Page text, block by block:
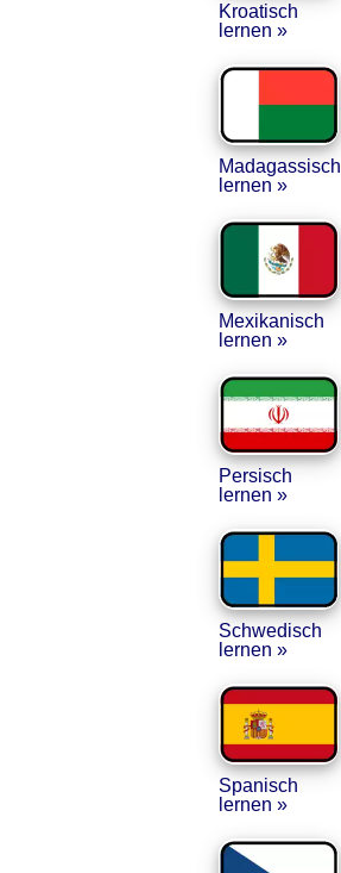
Kroatisch
lernen »
Madagassisch
lernen »
Mexikanisch
lernen »
Persisch
lernen »
Schwedisch
lernen »
Spanisch
lernen »